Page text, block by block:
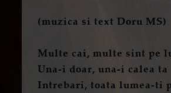
(muzica si text Doru MS)
Multe cai, multe sint pe
Una-i doar, una-i calea ta
Intrebari, toata lumea-ti